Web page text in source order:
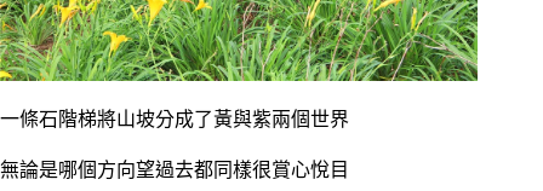
一條石階梯將山坡分成了黃與紫兩個世界
無論是哪個方向望過去都同樣很賞心悅目